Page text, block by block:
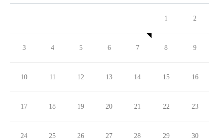
1 2
3 4 5 6 7 8 9
10 11 12 13 14 15 16
17 18 19 20 21 22 23
24 25 26 27 28 29 30